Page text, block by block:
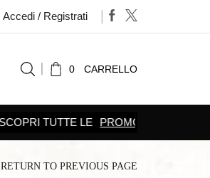
Accedi / Registrati
0 CARRELLO
RETURN TO PREVIOUS PAGE